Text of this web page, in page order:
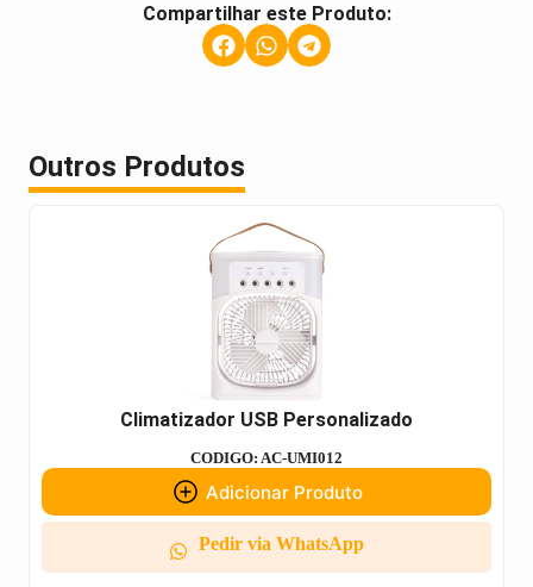
Compartilhar este Produto:
Outros Produtos
Climatizador USB Personalizado
CODIGO: AC-UMI012
Adicionar Produto
Pedir via WhatsApp